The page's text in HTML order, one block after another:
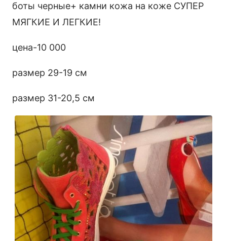
боты черные+ камни кожа на коже СУПЕР
МЯГКИЕ И ЛЕГКИЕ!
цена-10 000
размер 29-19 см
размер 31-20,5 см